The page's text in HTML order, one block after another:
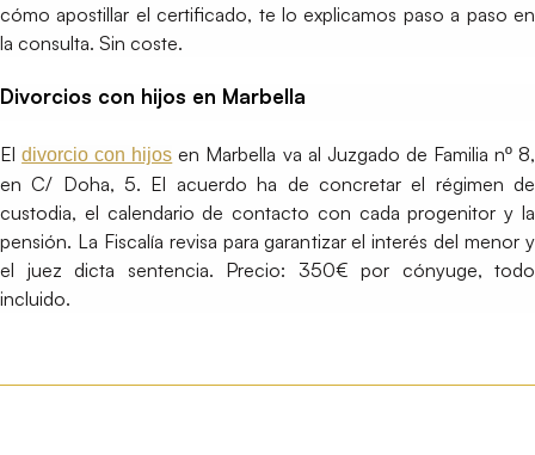
cómo apostillar el certificado, te lo explicamos paso a paso en
la consulta. Sin coste.
Divorcios con hijos en Marbella
Eldivorcio con hijos en Marbella va al Juzgado de Familia nº 8,
en C/ Doha, 5. El acuerdo ha de concretar el régimen de
custodia, el calendario de contacto con cada progenitor y la
pensión. La Fiscalía revisa para garantizar el interés del menor y
el juez dicta sentencia. Precio: 350€ por cónyuge, todo
incluido.